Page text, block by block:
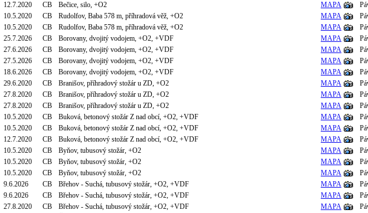
12.7.2020 CB Bečice, silo, +O2 MAPA
10.5.2020 CB Rudolfov, Baba 578 m, příhradová věž, +O2 MAPA
10.5.2020 CB Rudolfov, Baba 578 m, příhradová věž, +O2 MAPA
25.7.2026 CB Borovany, dvojitý vodojem, +O2, +VDF MAPA
27.6.2026 CB Borovany, dvojitý vodojem, +O2, +VDF MAPA
27.5.2026 CB Borovany, dvojitý vodojem, +O2, +VDF MAPA
18.6.2026 CB Borovany, dvojitý vodojem, +O2, +VDF MAPA
29.6.2020 CB Branišov, příhradový stožár u ZD, +O2 MAPA
27.8.2020 CB Branišov, příhradový stožár u ZD, +O2 MAPA
27.8.2020 CB Branišov, příhradový stožár u ZD, +O2 MAPA
10.5.2020 CB Buková, betonový stožár Z nad obcí, +O2, +VDF MAPA
10.5.2020 CB Buková, betonový stožár Z nad obcí, +O2, +VDF MAPA
12.7.2020 CB Buková, betonový stožár Z nad obcí, +O2, +VDF MAPA
10.5.2020 CB Byňov, tubusový stožár, +O2 MAPA
10.5.2020 CB Byňov, tubusový stožár, +O2 MAPA
10.5.2020 CB Byňov, tubusový stožár, +O2 MAPA
9.6.2026 CB Břehov - Suchá, tubusový stožár, +O2, +VDF MAPA
9.6.2026 CB Břehov - Suchá, tubusový stožár, +O2, +VDF MAPA
27.8.2020 CB Břehov - Suchá, tubusový stožár, +O2, +VDF MAPA